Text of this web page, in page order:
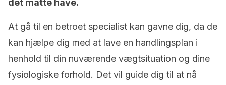
det måtte have.
At gå til en betroet specialist kan gavne dig, da de
kan hjælpe dig med at lave en handlingsplan i
henhold til din nuværende vægtsituation og dine
fysiologiske forhold. Det vil guide dig til at nå